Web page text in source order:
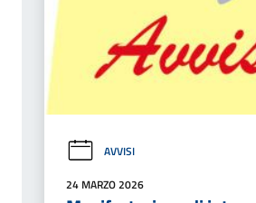
AVVISI
24 MARZO 2026